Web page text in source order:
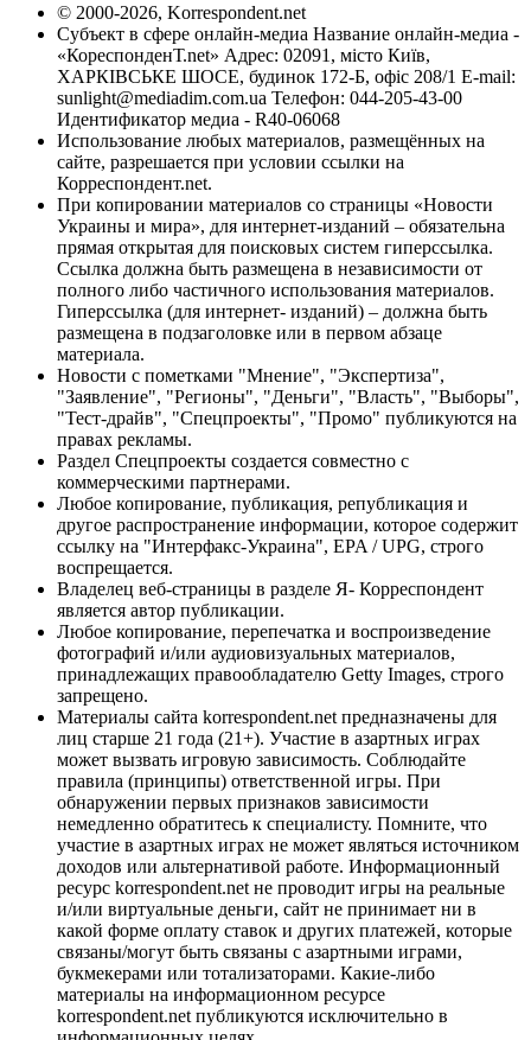
© 2000-2026, Korrespondent.net
Субъект в сфере онлайн-медиа Название онлайн-медиа -
«КореспонденТ.net» Адрес: 02091, місто Київ,
ХАРКІВСЬКЕ ШОСЕ, будинок 172-Б, офіс 208/1 E-mail:
sunlight@mediadim.com.ua Телефон: 044-205-43-00
Идентификатор медиа - R40-06068
Использование любых материалов, размещённых на
сайте, разрешается при условии ссылки на
Корреспондент.net.
При копировании материалов со страницы «Новости
Украины и мира», для интернет-изданий – обязательна
прямая открытая для поисковых систем гиперссылка.
Ссылка должна быть размещена в независимости от
полного либо частичного использования материалов.
Гиперссылка (для интернет- изданий) – должна быть
размещена в подзаголовке или в первом абзаце
материала.
Новости с пометками "Мнение", "Экспертиза",
"Заявление", "Регионы", "Деньги", "Власть", "Выборы",
"Тест-драйв", "Спецпроекты", "Промо" публикуются на
правах рекламы.
Раздел Спецпроекты создается совместно с
коммерческими партнерами.
Любое копирование, публикация, републикация и
другое распространение информации, которое содержит
ссылку на "Интерфакс-Украина", EPA / UPG, строго
воспрещается.
Владелец веб-страницы в разделе Я- Корреспондент
является автор публикации.
Любое копирование, перепечатка и воспроизведение
фотографий и/или аудиовизуальных материалов,
принадлежащих правообладателю Getty Images, строго
запрещено.
Материалы сайта korrespondent.net предназначены для
лиц старше 21 года (21+). Участие в азартных играх
может вызвать игровую зависимость. Соблюдайте
правила (принципы) ответственной игры. При
обнаружении первых признаков зависимости
немедленно обратитесь к специалисту. Помните, что
участие в азартных играх не может являться источником
доходов или альтернативой работе. Информационный
ресурс korrespondent.net не проводит игры на реальные
и/или виртуальные деньги, сайт не принимает ни в
какой форме оплату ставок и других платежей, которые
связаны/могут быть связаны с азартными играми,
букмекерами или тотализаторами. Какие-либо
материалы на информационном ресурсе
korrespondent.net публикуются исключительно в